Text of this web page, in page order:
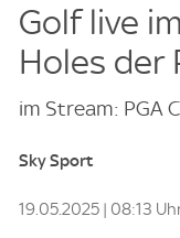
Golf live
Holes der
im Stream: PGA
Sky Sport
19.05.2025 | 08:13